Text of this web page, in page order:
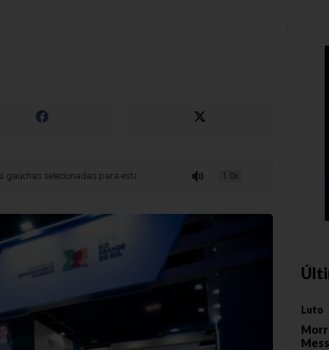
para estande coletivo do Rio Grande do Sul fecham mais de R$ 1,4
1.0x
Luto